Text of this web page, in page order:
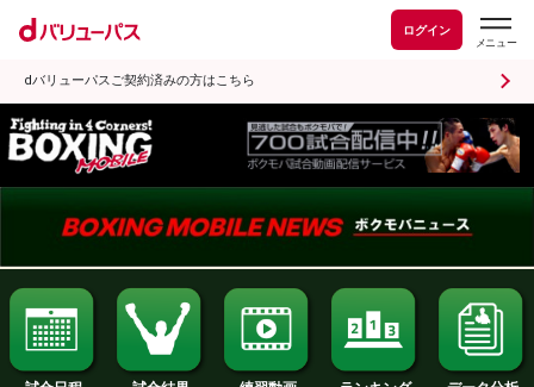
ログイン
dバリューパスご契約済みの方はこちら